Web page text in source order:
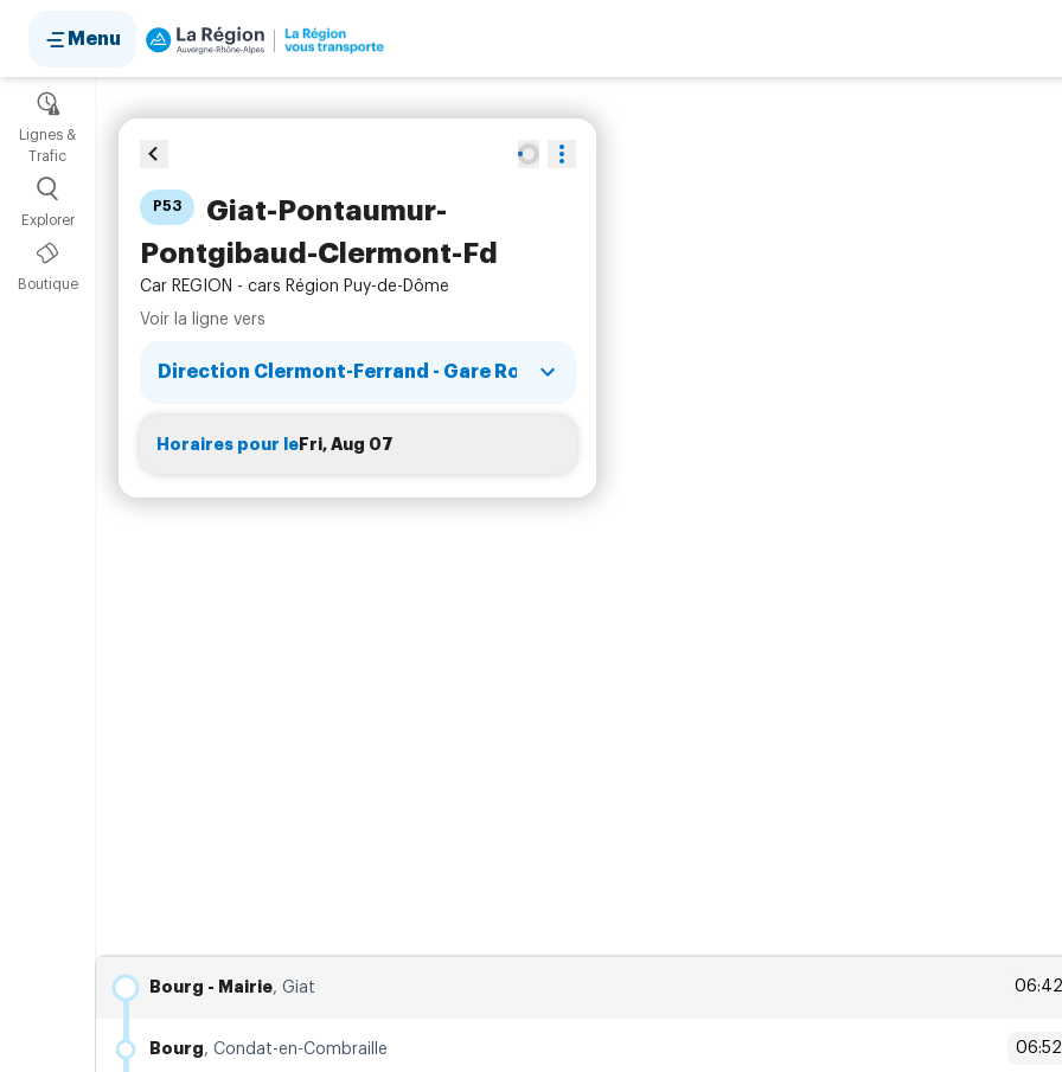
Menu
Lignes &
Trafic
Explorer
Boutique
P53
Giat-Pontaumur-
Pontgibaud-Clermont-Fd
Car REGION - cars Région Puy-de-Dôme
Voir la ligne vers
Horaires pour leFri, Aug 07
Bourg - Mairie, Giat 06:42
Bourg, Condat-en-Combraille 06:52